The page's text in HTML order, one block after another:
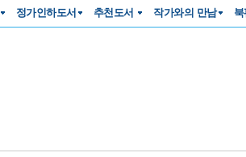
정가인하도서 추천도서 작가와의 만남